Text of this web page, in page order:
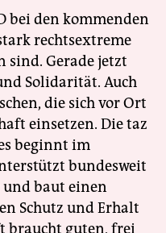
bei den kommenden
rechtsextreme
sind. Gerade jetzt
Solidarität. Auch
die sich vor Ort
einsetzen. Die taz
beginnt im
bundesweit
baut einen
Schutz und Erhalt
braucht guten, frei